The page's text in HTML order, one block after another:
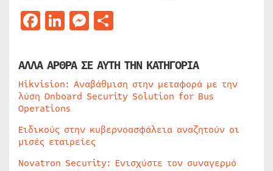
Facebook
LinkedIn
Messenger
ΑΛΛΑ ΑΡΘΡΑ ΣΕ ΑΥΤΗ ΤΗΝ ΚΑΤΗΓΟΡΙΑ
Hikvision: Αναβάθμιση στην μεταφορά με την
λύση Onboard Security Solution for Bus
Operations
Ειδικούς στην κυβερνοασφάλεια αναζητούν οι
μισές εταιρείες
Novatron Security: Ενισχύστε τον συναγερμό